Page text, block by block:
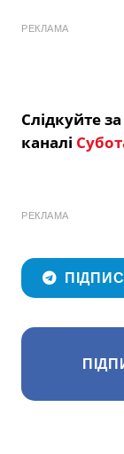
РЕКЛАМА
Слідкуйте
каналі
РЕКЛАМА